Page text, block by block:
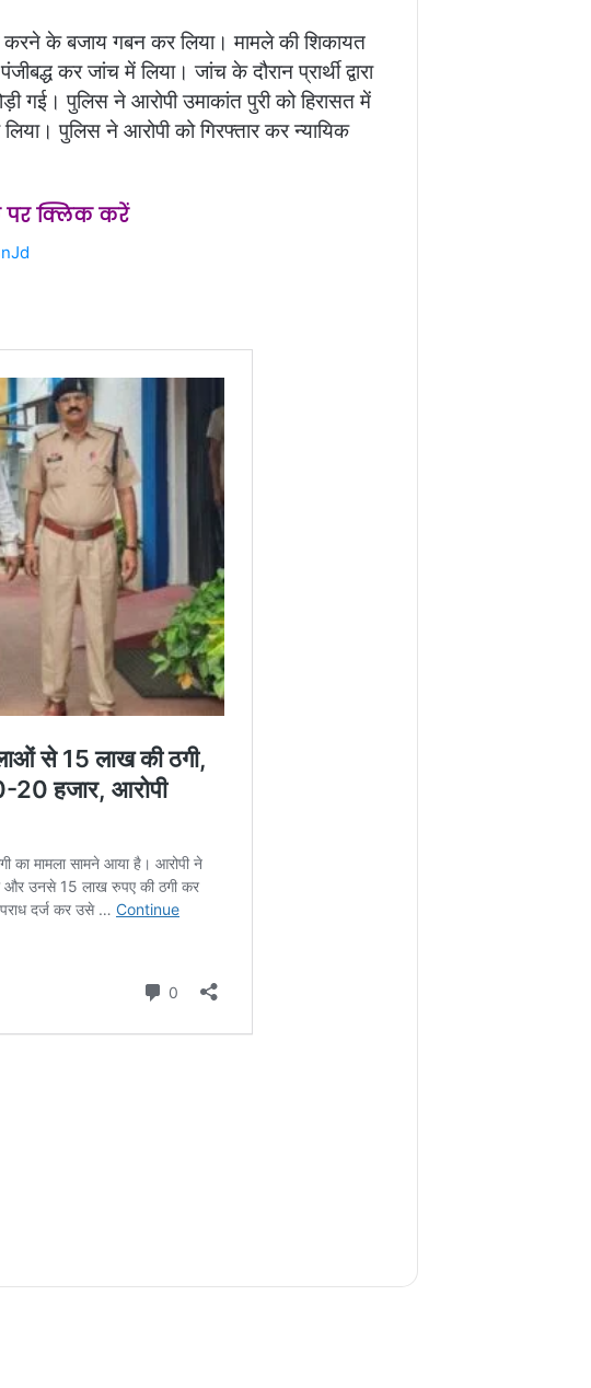
के बजाय गबन कर लिया। मामले की शिकायत
कर जांच में लिया। जांच के दौरान प्रार्थी द्वारा
गई। पुलिस ने आरोपी उमाकांत पुरी को हिरासत में
पुलिस ने आरोपी को गिरफ्तार कर न्यायिक
पर क्लिक करें